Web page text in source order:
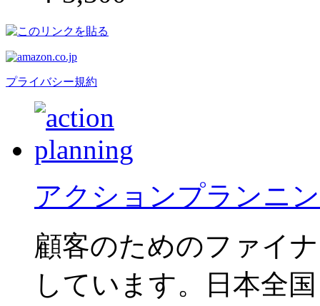
プライバシー規約
アクションプランニ
顧客のためのファイ
しています。日本全